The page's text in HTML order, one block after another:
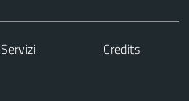
Servizi
Credits